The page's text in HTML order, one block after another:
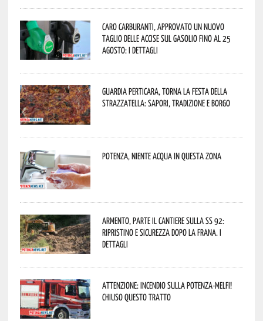
Caro carburanti, approvato un nuovo
taglio delle accise sul gasolio fino al 25
agosto: i dettagli
Guardia Perticara, torna la Festa della
Strazzatella: sapori, tradizione e borgo
Potenza, niente acqua in questa zona
Armento, parte il cantiere sulla SS 92:
ripristino e sicurezza dopo la frana. I
dettagli
Attenzione: incendio sulla Potenza-Melfi!
Chiuso questo tratto